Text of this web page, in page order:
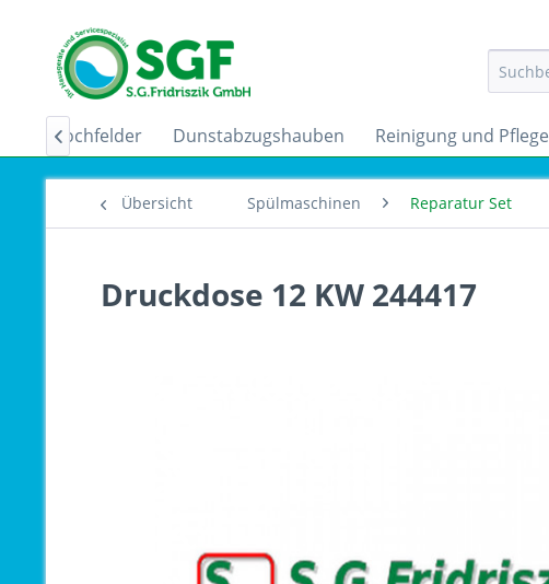
Dunstabzugshauben Reinigung und Pflege

Übersicht Spülmaschinen Reparatur Set
Druckdose 12 KW 244417